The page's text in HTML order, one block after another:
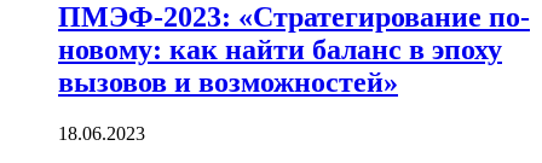
ПМЭФ-2023: «Стратегирование по-
новому: как найти баланс в эпоху
вызовов и возможностей»
18.06.2023